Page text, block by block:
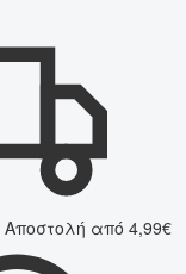
Αποστολή από 4,99€